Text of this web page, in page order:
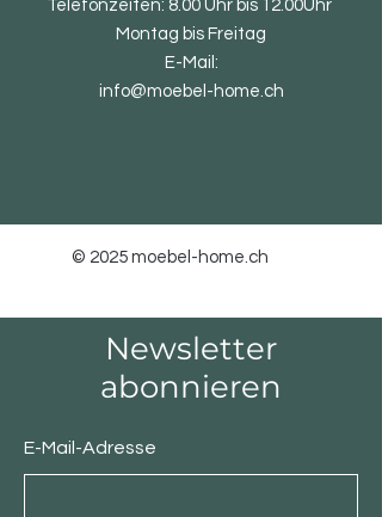
Telefonzeiten: 8.00 Uhr bis 12.00Uhr
Montag bis Freitag
E-Mail:
info@moebel-home.ch
© 2025 moebel-home.ch
Newsletter
abonnieren
E-Mail-Adresse